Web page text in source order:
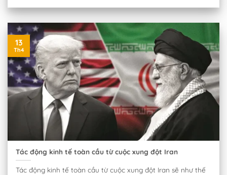
Tác động kinh tế toàn cầu từ cuộc xung đột Iran
Tác động kinh tế toàn cầu từ cuộc xung đột Iran sẽ như thế
13
Th4